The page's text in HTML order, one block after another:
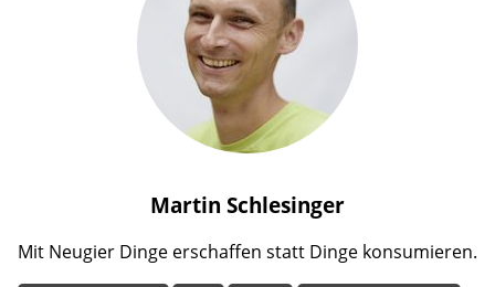
Martin Schlesinger
Mit Neugier Dinge erschaffen statt Dinge konsumieren.